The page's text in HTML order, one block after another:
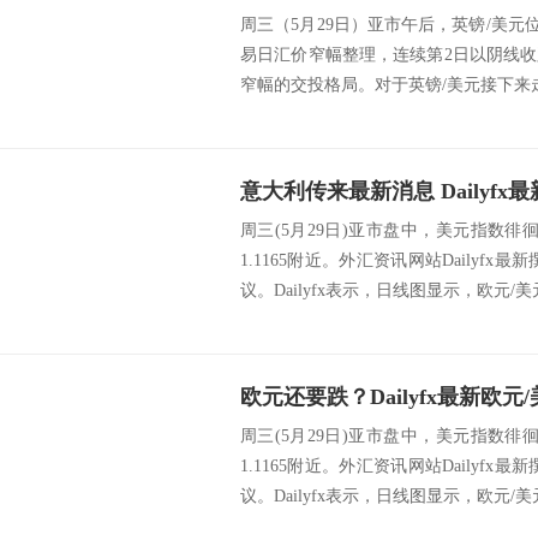
周三（5月29日）亚市午后，英镑/美元
易日汇价窄幅整理，连续第2日以阴线
窄幅的交投格局。对于英镑/美元接下来
周三(5月29日)亚市盘中，美元指数徘
1.1165附近。外汇资讯网站Dailyfx最
议。Dailyfx表示，日线图显示，欧元/美
周三(5月29日)亚市盘中，美元指数徘
1.1165附近。外汇资讯网站Dailyfx最
议。Dailyfx表示，日线图显示，欧元/美